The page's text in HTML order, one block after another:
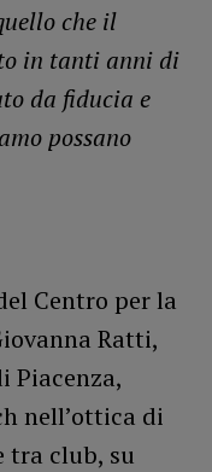
che il
in tanti anni di
da fiducia e
possano
Centro per la
Ratti,
Piacenza,
nell’ottica di
tra club, su